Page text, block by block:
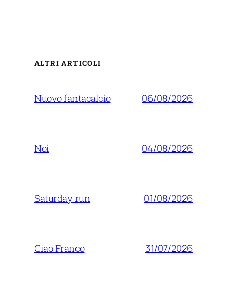
ALTRI ARTICOLI
Nuovo fantacalcio 06/08/2026
Noi 04/08/2026
Saturday run 01/08/2026
Ciao Franco 31/07/2026